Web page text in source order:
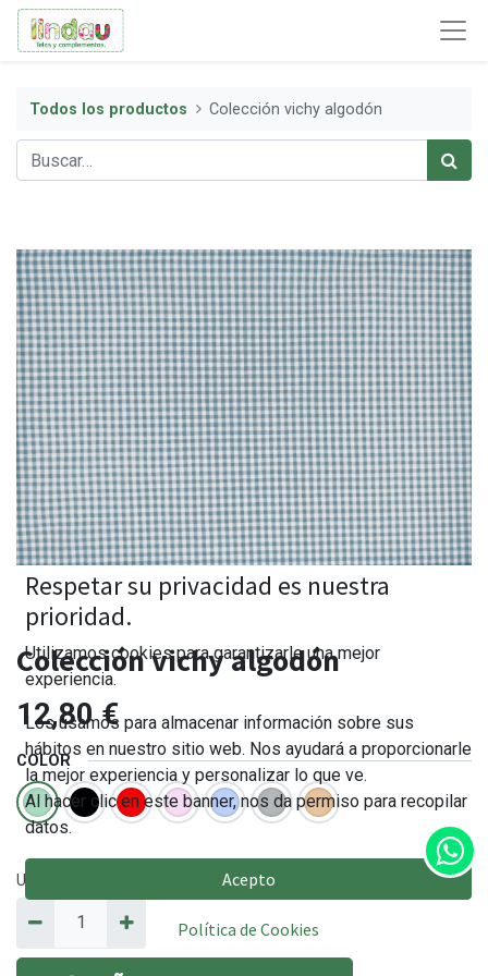
Todos los productos Colección vichy algodón
Colección vichy algodón
12,80€
COLOR
Unidades en metros. Cantidad mínima 25cm
Respetar su privacidad es nuestra
prioridad.
Utilizamos cookies para garantizarle una mejor
experiencia.
Los usamos para almacenar información sobre sus
hábitos en nuestro sitio web. Nos ayudará a proporcionarle
la mejor experiencia y personalizar lo que ve.
Al hacer clic en este banner, nos da permiso para recopilar
datos.
Acepto
Política de Cookies